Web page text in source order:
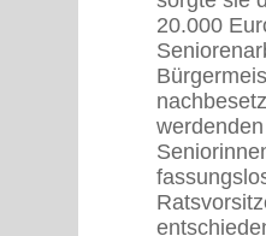
20.000